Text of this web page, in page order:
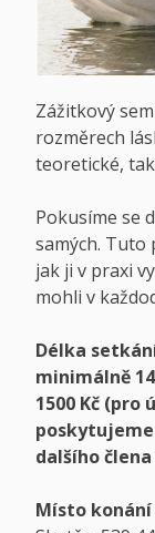
Zážitkový
rozměrech
teoretické,
Pokusíme se
samých. Tuto
jak ji v praxi
mohli v
Délka
minimálně
1500 Kč (pro
poskytujeme
dalšího
Místo konání